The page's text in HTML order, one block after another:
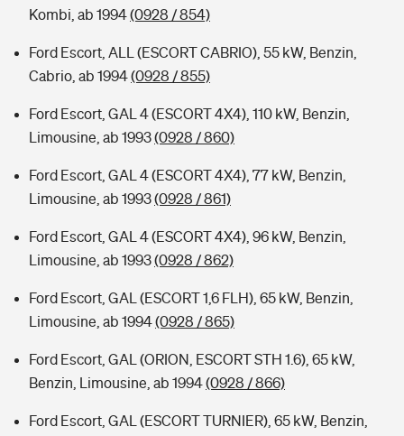
Kombi, ab 1994(0928 / 854)
Ford Escort, ALL (ESCORT CABRIO), 55 kW, Benzin,
Cabrio, ab 1994(0928 / 855)
Ford Escort, GAL 4 (ESCORT 4X4), 110 kW, Benzin,
Limousine, ab 1993(0928 / 860)
Ford Escort, GAL 4 (ESCORT 4X4), 77 kW, Benzin,
Limousine, ab 1993(0928 / 861)
Ford Escort, GAL 4 (ESCORT 4X4), 96 kW, Benzin,
Limousine, ab 1993(0928 / 862)
Ford Escort, GAL (ESCORT 1,6 FLH), 65 kW, Benzin,
Limousine, ab 1994(0928 / 865)
Ford Escort, GAL (ORION, ESCORT STH 1.6), 65 kW,
Benzin, Limousine, ab 1994(0928 / 866)
Ford Escort, GAL (ESCORT TURNIER), 65 kW, Benzin,